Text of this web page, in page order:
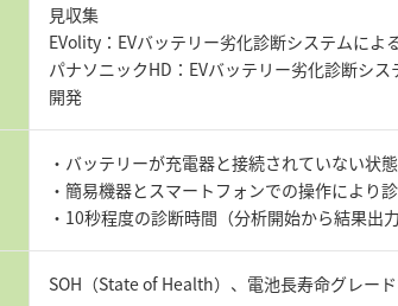
見収集
EVolity：EVバッテリー劣化診断システムによ
パナソニックHD：EVバッテリー劣化診断シ
開発
・バッテリーが充電器と接続されていない状
・簡易機器とスマートフォンでの操作により
・10秒程度の診断時間（分析開始から結果出
SOH（State of Health）、電池長寿命グレー